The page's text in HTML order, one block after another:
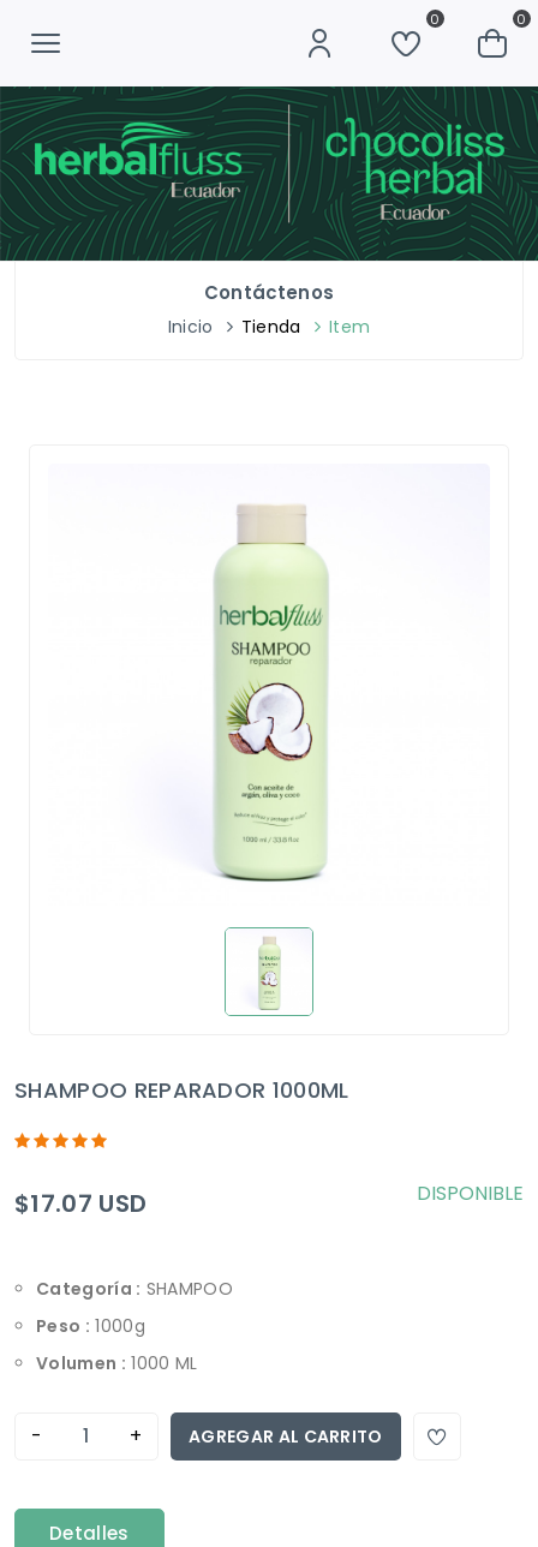
0 0
Contáctenos
Inicio Tienda Item
SHAMPOO REPARADOR 1000ML
$17.07 USD DISPONIBLE
Categoría : SHAMPOO
Peso : 1000g
Volumen : 1000 ML
- + AGREGAR AL CARRITO
Detalles